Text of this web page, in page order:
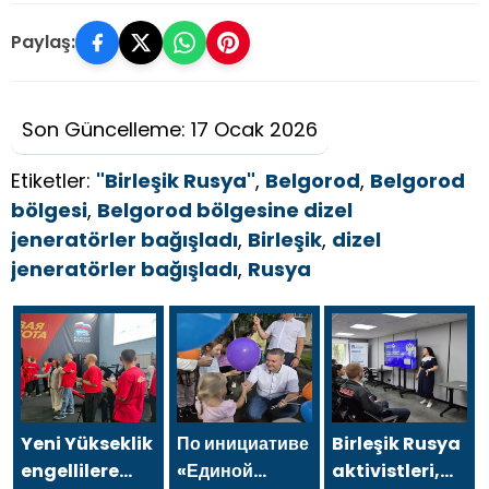
Paylaş:
Son Güncelleme: 17 Ocak 2026
Etiketler: "Birleşik Rusya", Belgorod, Belgorod
bölgesi, Belgorod bölgesine dizel
jeneratörler bağışladı, Birleşik, dizel
jeneratörler bağışladı, Rusya
Yeni Yükseklik
engellilere
По инициативе
«Единой
Birleşik Rusya
aktivistleri,